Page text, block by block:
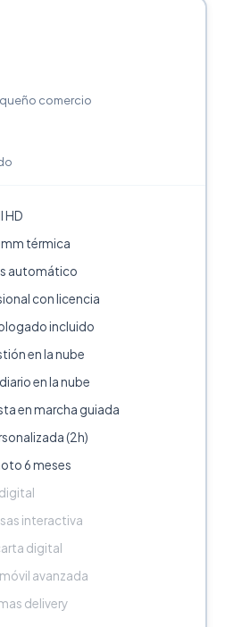
comercio
HD
térmica
automático
con licencia
incluido
en la nube
en la nube
en marcha guiada
(2h)
6 meses
interactiva
digital
avanzada
delivery